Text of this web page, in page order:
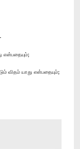
என்பதையும்;
விதம் யாது என்பதையும்;